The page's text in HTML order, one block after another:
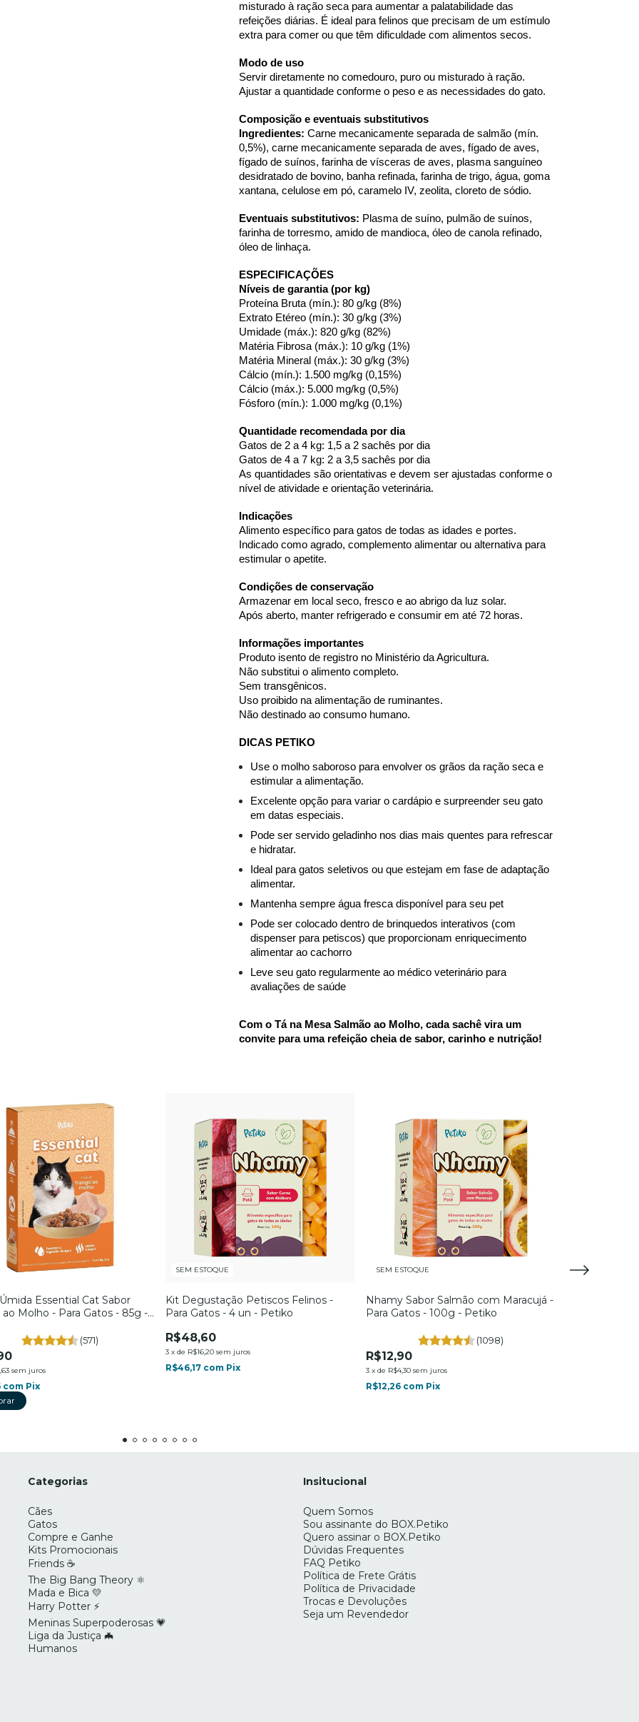
misturado à ração seca para aumentar a palatabilidade das
refeições diárias. É ideal para felinos que precisam de um estímulo
extra para comer ou que têm dificuldade com alimentos secos.
Modo de uso
Servir diretamente no comedouro, puro ou misturado à ração.
Ajustar a quantidade conforme o peso e as necessidades do gato.
Composição e eventuais substitutivos
Ingredientes: Carne mecanicamente separada de salmão (mín.
0,5%), carne mecanicamente separada de aves, fígado de aves,
fígado de suínos, farinha de vísceras de aves, plasma sanguíneo
desidratado de bovino, banha refinada, farinha de trigo, água, goma
xantana, celulose em pó, caramelo IV, zeolita, cloreto de sódio.
Eventuais substitutivos: Plasma de suíno, pulmão de suínos,
farinha de torresmo, amido de mandioca, óleo de canola refinado,
óleo de linhaça.
ESPECIFICAÇÕES
Níveis de garantia (por kg)
Proteína Bruta (mín.): 80 g/kg (8%)
Extrato Etéreo (mín.): 30 g/kg (3%)
Umidade (máx.): 820 g/kg (82%)
Matéria Fibrosa (máx.): 10 g/kg (1%)
Matéria Mineral (máx.): 30 g/kg (3%)
Cálcio (mín.): 1.500 mg/kg (0,15%)
Cálcio (máx.): 5.000 mg/kg (0,5%)
Fósforo (mín.): 1.000 mg/kg (0,1%)
Quantidade recomendada por dia
Gatos de 2 a 4 kg: 1,5 a 2 sachês por dia
Gatos de 4 a 7 kg: 2 a 3,5 sachês por dia
As quantidades são orientativas e devem ser ajustadas conforme o
nível de atividade e orientação veterinária.
Indicações
Alimento específico para gatos de todas as idades e portes.
Indicado como agrado, complemento alimentar ou alternativa para
estimular o apetite.
Condições de conservação
Armazenar em local seco, fresco e ao abrigo da luz solar.
Após aberto, manter refrigerado e consumir em até 72 horas.
Informações importantes
Produto isento de registro no Ministério da Agricultura.
Não substitui o alimento completo.
Sem transgênicos.
Uso proibido na alimentação de ruminantes.
Não destinado ao consumo humano.
DICAS PETIKO
Use o molho saboroso para envolver os grãos da ração seca e
estimular a alimentação.
Excelente opção para variar o cardápio e surpreender seu gato
em datas especiais.
Pode ser servido geladinho nos dias mais quentes para refrescar
e hidratar.
Ideal para gatos seletivos ou que estejam em fase de adaptação
alimentar.
Mantenha sempre água fresca disponível para seu pet
Pode ser colocado dentro de brinquedos interativos (com
dispenser para petiscos) que proporcionam enriquecimento
alimentar ao cachorro
Leve seu gato regularmente ao médico veterinário para
avaliações de saúde
Com o Tá na Mesa Salmão ao Molho, cada sachê vira um
convite para uma refeição cheia de sabor, carinho e nutrição!
Essential Cat Sabor
ao Molho - Para Gatos - 85g -
(571)
sem juros
com Pix
SEM ESTOQUE
Kit Degustação Petiscos Felinos -
Para Gatos - 4 un - Petiko
R$48,60
3 x de R$16,20 sem juros
R$46,17 com Pix
SEM ESTOQUE
Nhamy Sabor Salmão com Maracujá -
Para Gatos - 100g - Petiko
(1098)
R$12,90
3 x de R$4,30 sem juros
R$12,26 com Pix
SEM ESTOQUE
Categorias
Cães
Gatos
Compre e Ganhe
Kits Promocionais
Friends ☕
The Big Bang Theory ⚛️
Mada e Bica 💛
Harry Potter ⚡
Meninas Superpoderosas 💗
Liga da Justiça 🦇
Humanos
Insitucional
Quem Somos
Sou assinante do BOX.Petiko
Quero assinar o BOX.Petiko
Dúvidas Frequentes
FAQ Petiko
Política de Frete Grátis
Política de Privacidade
Trocas e Devoluções
Seja um Revendedor